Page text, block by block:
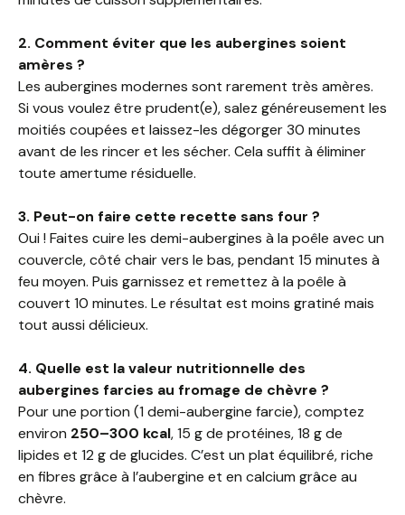
2. Comment éviter que les aubergines soient
amères ?
Les aubergines modernes sont rarement très amères.
Si vous voulez être prudent(e), salez généreusement les
moitiés coupées et laissez-les dégorger 30 minutes
avant de les rincer et les sécher. Cela suffit à éliminer
toute amertume résiduelle.
3. Peut-on faire cette recette sans four ?
Oui ! Faites cuire les demi-aubergines à la poêle avec un
couvercle, côté chair vers le bas, pendant 15 minutes à
feu moyen. Puis garnissez et remettez à la poêle à
couvert 10 minutes. Le résultat est moins gratiné mais
tout aussi délicieux.
4. Quelle est la valeur nutritionnelle des
aubergines farcies au fromage de chèvre ?
Pour une portion (1 demi-aubergine farcie), comptez
environ 250–300 kcal, 15 g de protéines, 18 g de
lipides et 12 g de glucides. C’est un plat équilibré, riche
en fibres grâce à l’aubergine et en calcium grâce au
chèvre.